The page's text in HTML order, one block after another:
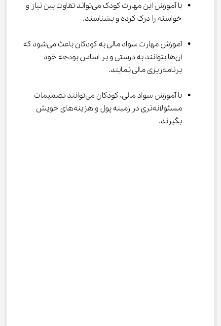
با آموزش این مهارت کودک می‌تواند تفاوت بین نیاز و
خواسته را درک کرده و بشناسند.
آموزش مهارت سواد مالی به کودکان باعث می‌شود که
آن‌ها بتوانند به درستی و بر اساس بودجه خود
برنامه‌ریزی مالی نمایند.
با آموزش سواد مالی، کودکان می‌توانند تصمیمات
مسئولانه‌تری در زمینه پول و هزینه‌های خویش
بگیرند.